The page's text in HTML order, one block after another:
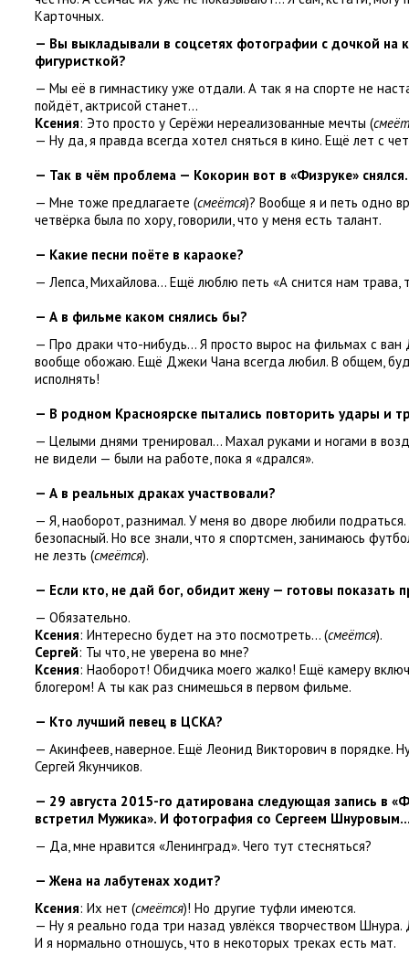
Карточных.
— Вы выкладывали в соцсетях фотографии с дочкой на
фигуристкой?
— Мы её в гимнастику уже отдали. А так я на спорте не
пойдёт, актрисой станет…
Ксения: Это просто у Серёжи нереализованные мечты (
— Ну да, я правда всегда хотел сняться в кино. Ещё лет с
— Так в чём проблема — Кокорин вот в «Физруке»
— Мне тоже предлагаете (смеётся)? Вообще я и петь одно
четвёрка была по хору, говорили, что у меня есть талант.
— Какие песни поёте в караоке?
— Лепса, Михайлова… Ещё люблю петь «А снится нам трава,
— А в фильме каком снялись бы?
— Про драки что-нибудь… Я просто вырос на фильмах с ван
вообще обожаю. Ещё Джеки Чана всегда любил. В общем,
исполнять!
— В родном Красноярске пытались повторить удары и
— Целыми днями тренировал… Махал руками и ногами в
не видели — были на работе, пока я «дрался».
— А в реальных драках участвовали?
— Я, наоборот, разнимал. У меня во дворе любили
безопасный. Но все знали, что я спортсмен, занимаюсь
не лезть (смеётся).
— Если кто, не дай бог, обидит жену — готовы показать
— Обязательно.
Ксения: Интересно будет на это посмотреть… (смеётся).
Сергей: Ты что, не уверена во мне?
Ксения: Наоборот! Обидчика моего жалко! Ещё камеру
блогером! А ты как раз снимешься в первом фильме.
— Кто лучший певец в ЦСКА?
— Акинфеев, наверное. Ещё Леонид Викторович в порядке.
Сергей Якунчиков.
— 29 августа 2015-го датирована следующая запись в
встретил Мужика». И фотография со Сергеем
— Да, мне нравится «Ленинград». Чего тут стесняться?
— Жена на лабутенах ходит?
Ксения: Их нет (смеётся)! Но другие туфли имеются.
— Ну я реально года три назад увлёкся творчеством
И я нормально отношусь, что в некоторых треках есть мат.